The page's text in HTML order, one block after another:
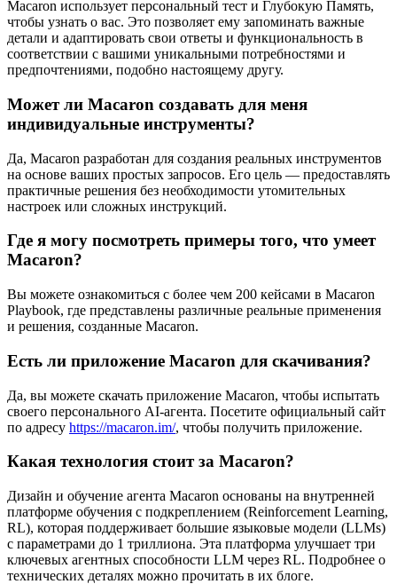
Macaron использует персональный тест и Глубокую Память,
чтобы узнать о вас. Это позволяет ему запоминать важные
детали и адаптировать свои ответы и функциональность в
соответствии с вашими уникальными потребностями и
предпочтениями, подобно настоящему другу.
Может ли Macaron создавать для меня
индивидуальные инструменты?
Да, Macaron разработан для создания реальных инструментов
на основе ваших простых запросов. Его цель — предоставлять
практичные решения без необходимости утомительных
настроек или сложных инструкций.
Где я могу посмотреть примеры того, что умеет
Macaron?
Вы можете ознакомиться с более чем 200 кейсами в Macaron
Playbook, где представлены различные реальные применения
и решения, созданные Macaron.
Есть ли приложение Macaron для скачивания?
Да, вы можете скачать приложение Macaron, чтобы испытать
своего персонального AI-агента. Посетите официальный сайт
по адресу https://macaron.im/, чтобы получить приложение.
Какая технология стоит за Macaron?
Дизайн и обучение агента Macaron основаны на внутренней
платформе обучения с подкреплением (Reinforcement Learning,
RL), которая поддерживает большие языковые модели (LLMs)
с параметрами до 1 триллиона. Эта платформа улучшает три
ключевых агентных способности LLM через RL. Подробнее о
технических деталях можно прочитать в их блоге.